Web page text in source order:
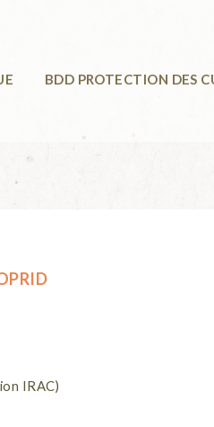
BDD PROTECTION DES
IRAC)